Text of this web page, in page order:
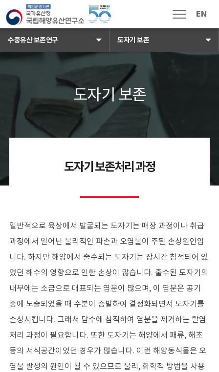
국가유산청 국립해양유산연구소 로
메뉴열림 EN
소식 · 참여
공지사항
보도자료
채용공고
입찰공고
수중유산 신고
소개
인사말
역사
전망과 임무
조직
운영시설
홍보
학술활동
수중유산 발굴
수중유산 보존연구 도자기 보존
도자기 보존 배경이미지
도자기 보존
도자기 보존처리 과정
일반적으로 육상에서 발굴되는 도자기는 매장 과정이나 취급
과정에서 일어난 물리적인 파손과 오염물이 주된 손상원인입
니다. 하지만 해양에서 출수되는 도자기는 장시간 침적되어 있
었던 해수의 영향으로 인한 손상이 많습니다. 출수된 도자기의
내부에는 소금으로 대표되는 염분이 많으며, 이 염분은 공기
중에 노출되었을 때 수분이 증발하여 결정화되면서 도자기를
손상시킵니다. 그래서 담수에 침적하여 염분을 제거하는 탈염
처리 과정이 필요합니다. 또한 도자기는 해양에서 패류, 해초
등의 서식공간이었던 경우가 많습니다. 이런 해양동식물은 오
염물 발생의 원인이 될 수 있으므로 물리, 화학적 방법을 사용